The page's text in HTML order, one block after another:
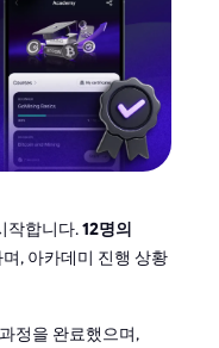
작합니다.12명의
, 아카데미 진행 상황
정을 완료했으며,